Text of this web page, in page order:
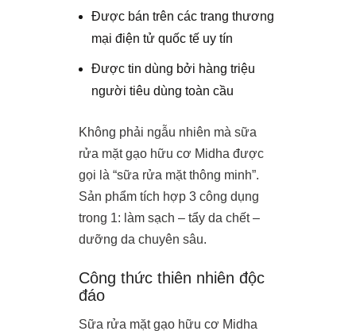
Được bán trên các trang thương
mại điện tử quốc tế uy tín
Được tin dùng bởi hàng triệu
người tiêu dùng toàn cầu
Không phải ngẫu nhiên mà sữa
rửa mặt gạo hữu cơ Midha được
gọi là “sữa rửa mặt thông minh”.
Sản phẩm tích hợp 3 công dụng
trong 1: làm sạch – tẩy da chết –
dưỡng da chuyên sâu.
Công thức thiên nhiên độc
đáo
Sữa rửa mặt gạo hữu cơ Midha